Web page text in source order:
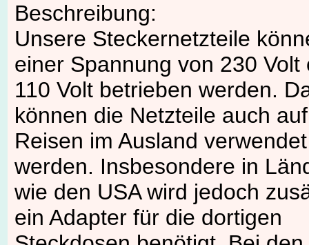
Beschreibung:
Unsere Steckernetzteile
einer Spannung von 230 Volt
110 Volt betrieben werden.
können die Netzteile auch auf
Reisen im Ausland verwendet
werden. Insbesondere in
wie den USA wird jedoch
ein Adapter für die dortigen